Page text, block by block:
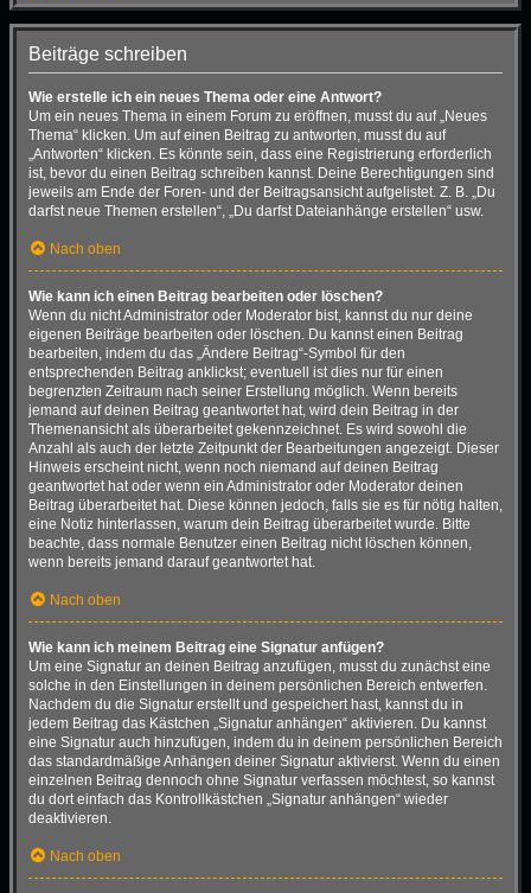
Beiträge schreiben
Wie erstelle ich ein neues Thema oder eine Antwort?
Um ein neues Thema in einem Forum zu eröffnen, musst du auf „Neues
Thema“ klicken. Um auf einen Beitrag zu antworten, musst du auf
„Antworten“ klicken. Es könnte sein, dass eine Registrierung erforderlich
ist, bevor du einen Beitrag schreiben kannst. Deine Berechtigungen sind
jeweils am Ende der Foren- und der Beitragsansicht aufgelistet. Z. B. „Du
darfst neue Themen erstellen“, „Du darfst Dateianhänge erstellen“ usw.
Nach oben
Wie kann ich einen Beitrag bearbeiten oder löschen?
Wenn du nicht Administrator oder Moderator bist, kannst du nur deine
eigenen Beiträge bearbeiten oder löschen. Du kannst einen Beitrag
bearbeiten, indem du das „Ändere Beitrag“-Symbol für den
entsprechenden Beitrag anklickst; eventuell ist dies nur für einen
begrenzten Zeitraum nach seiner Erstellung möglich. Wenn bereits
jemand auf deinen Beitrag geantwortet hat, wird dein Beitrag in der
Themenansicht als überarbeitet gekennzeichnet. Es wird sowohl die
Anzahl als auch der letzte Zeitpunkt der Bearbeitungen angezeigt. Dieser
Hinweis erscheint nicht, wenn noch niemand auf deinen Beitrag
geantwortet hat oder wenn ein Administrator oder Moderator deinen
Beitrag überarbeitet hat. Diese können jedoch, falls sie es für nötig halten,
eine Notiz hinterlassen, warum dein Beitrag überarbeitet wurde. Bitte
beachte, dass normale Benutzer einen Beitrag nicht löschen können,
wenn bereits jemand darauf geantwortet hat.
Nach oben
Wie kann ich meinem Beitrag eine Signatur anfügen?
Um eine Signatur an deinen Beitrag anzufügen, musst du zunächst eine
solche in den Einstellungen in deinem persönlichen Bereich entwerfen.
Nachdem du die Signatur erstellt und gespeichert hast, kannst du in
jedem Beitrag das Kästchen „Signatur anhängen“ aktivieren. Du kannst
eine Signatur auch hinzufügen, indem du in deinem persönlichen Bereich
das standardmäßige Anhängen deiner Signatur aktivierst. Wenn du einen
einzelnen Beitrag dennoch ohne Signatur verfassen möchtest, so kannst
du dort einfach das Kontrollkästchen „Signatur anhängen“ wieder
deaktivieren.
Nach oben